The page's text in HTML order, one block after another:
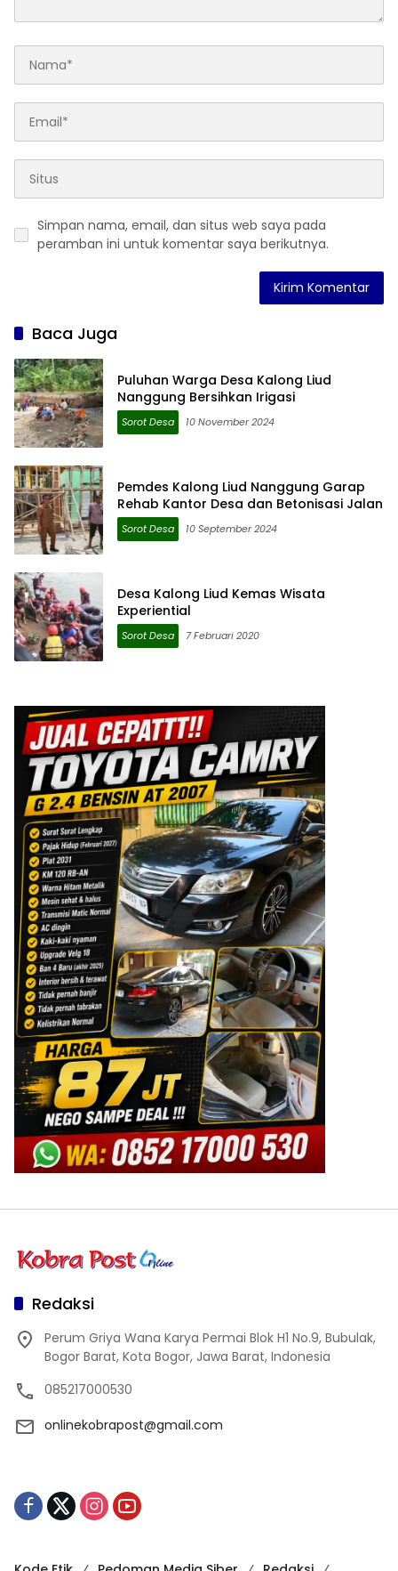
Simpan nama, email, dan situs web saya pada
peramban ini untuk komentar saya berikutnya.
Baca Juga
Puluhan Warga Desa Kalong Liud
Nanggung Bersihkan Irigasi
Sorot Desa 10 November 2024
Pemdes Kalong Liud Nanggung Garap
Rehab Kantor Desa dan Betonisasi Jalan
Sorot Desa 10 September 2024
Desa Kalong Liud Kemas Wisata
Experiential
Sorot Desa 7 Februari 2020
Redaksi
Perum Griya Wana Karya Permai Blok H1 No.9, Bubulak,
Bogor Barat, Kota Bogor, Jawa Barat, Indonesia
085217000530
onlinekobrapost@gmail.com